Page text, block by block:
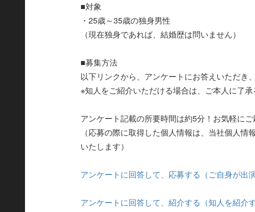
■対象
・25歳～35歳の独身男性
（現在独身であれば、結婚歴は問いません）
■募集方法
以下リンクから、アンケートにお答えいただき
※知人をご紹介いただける場合は、ご本人に了承
アンケート記載の所要時間は約5分！お気軽にご
（応募の際に取得した個人情報は、当社個人
いたします）
アンケートに回答して、応募する（ご自身が出
アンケートに回答して、紹介する（知人を紹介